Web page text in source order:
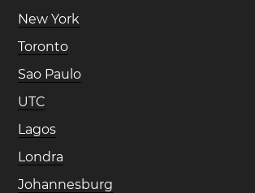
New York
Toronto
Sao Paulo
UTC
Lagos
Londra
Johannesburg